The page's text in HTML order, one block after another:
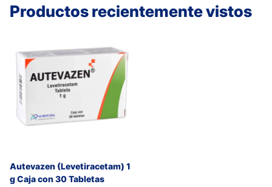
Productos recientemente vistos
Autevazen (Levetiracetam) 1
g Caja con 30 Tabletas